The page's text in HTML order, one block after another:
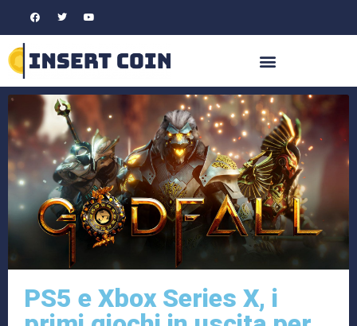
PS5 e Xbox Series X, i